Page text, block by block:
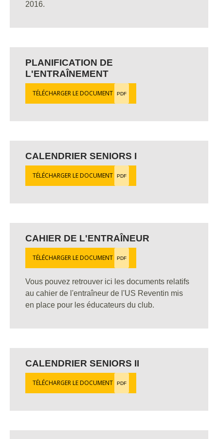
2016.
PLANIFICATION DE
L'ENTRAÎNEMENT
TÉLÉCHARGER LE DOCUMENT PDF
CALENDRIER SENIORS I
TÉLÉCHARGER LE DOCUMENT PDF
CAHIER DE L'ENTRAÎNEUR
TÉLÉCHARGER LE DOCUMENT PDF
Vous pouvez retrouver ici les documents relatifs
au cahier de l'entraîneur de l'US Reventin mis
en place pour les éducateurs du club.
CALENDRIER SENIORS II
TÉLÉCHARGER LE DOCUMENT PDF